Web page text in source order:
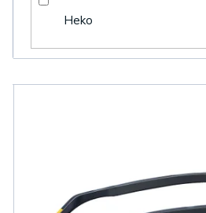
Heko